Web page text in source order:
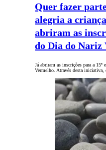
Quer fazer
alegria a
abriram as
do Dia do Nariz
Já abriram as inscrições para a
Vermelho. Através desta iniciativa,